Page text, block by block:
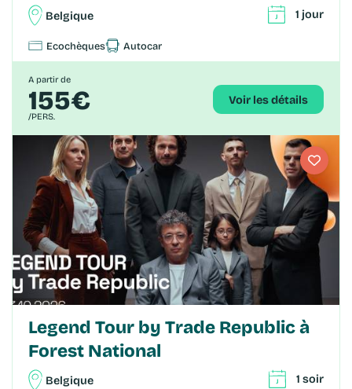
Belgique 1 jour
Ecochèques Autocar
A partir de
155€
/PERS.
Voir les détails
Legend Tour by Trade Republic à
Forest National
Belgique 1 soir